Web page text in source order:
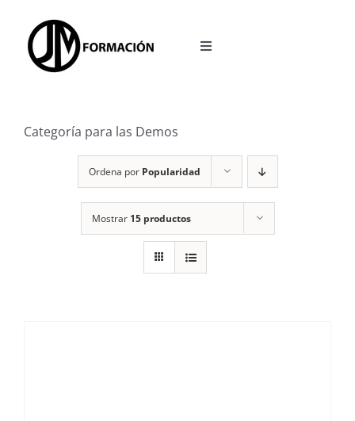
contenido
Toggle
OPOSICIONES
ACCESO A LA PLATAFORMA
Categoría para las Demos
Ordena por Popularidad
Mostrar 15 productos